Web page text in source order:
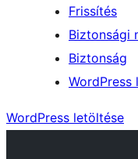
Frissítés
Biztonsági
Biztonság
WordPress
WordPress letöltése